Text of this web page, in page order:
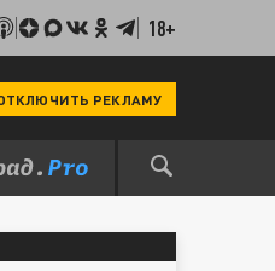
18+
РЕКЛАМУ